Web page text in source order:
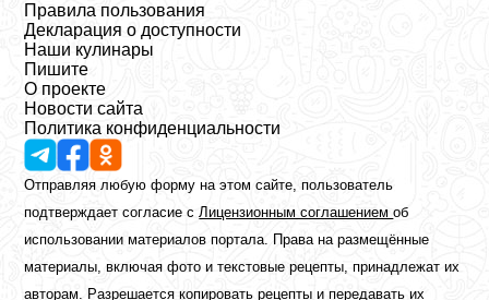
Правила пользования
Декларация о доступности
Наши кулинары
Пишите
О проекте
Новости сайта
Политика конфиденциальности
Отправляя любую форму на этом сайте, пользователь
подтверждает согласие сЛицензионным соглашениемоб
использовании материалов портала. Права на размещённые
материалы, включая фото и текстовые рецепты, принадлежат их
авторам. Разрешается копировать рецепты и передавать их